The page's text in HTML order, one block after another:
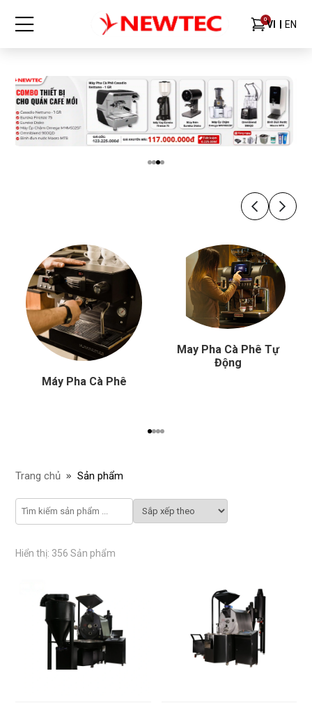
0VI EN
Máy Pha Cà Phê
May Pha Cà Phê Tự
Động
Trang chủ Sản phẩm
Hiển thị: 356 Sản phẩm